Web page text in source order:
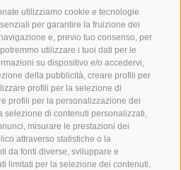
utilizziamo cookie e tecnologie
per garantire la fruizione dei
e, previo tuo consenso, per
utilizzare i tuoi dati per le
su dispositivo e/o accedervi,
della pubblicità, creare profili per
profili per la selezione di
profili per la personalizzazione dei
di contenuti personalizzati,
misurare le prestazioni dei
attraverso statistiche o la
da fonti diverse, sviluppare e
limitati per la selezione dei contenuti,
campanella
arresto
di porto capri
carabinieri
circumvesuviana
contagi
19 eav
elezioni